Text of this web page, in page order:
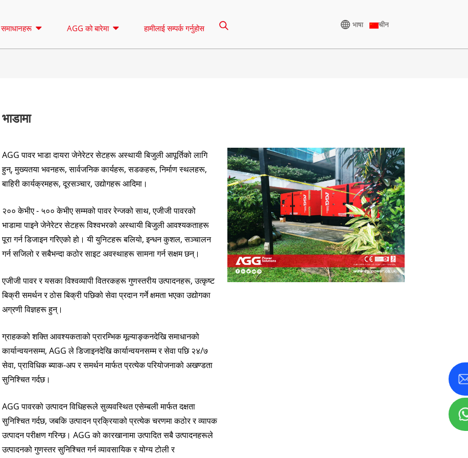
पी सिरिज १०-२२० केभीए
DE शृङ्खला २२-२५० KVA
V शृङ्खला ९४-२८५ KVA
पी सिरिज २५०-११०० केभीए
एस सिरिज २७५-८८० केभीए
DE शृङ्खला २५०-८२५ KVA
एच सिरिज १६५-९३५ केभीए
V शृङ्खला ३५०-८०० KVA
एम सिरिज ११००-४००० केभीए
एमएस सिरिज ७१५-२५०० केभीए
समाधानहरू AGG को बारेमा हामीलाई सम्पर्क गर्नुहोस भाषा चीन
ए सिरिज १६.५-१५० केभीए
CU शृङ्खला ३३-३०० kVA
पी सिरिज १०-२२० केभीए
के सेरिस ७-४९ केभीए
CU शृङ्खला २७५-८५० KVA
पी सिरिज २५०-११०० केभीए
एस सिरिज २७५-८८० केभीए
DE शृङ्खला २५०-८२५ KVA
D शृङ्खला १६५-९३५ KVA
CU शृङ्खला ८२५-३४३८ kVA
पी सिरिज ८२५-१८८० केभीए
एम सिरिज ११००-४००० केभीए
एमएस सिरिज ७१५-२५०० केभीए
भाडामा
AGG पावर भाडा दायरा जेनेरेटर सेटहरू अस्थायी बिजुली आपूर्तिको लागि
हुन्, मुख्यतया भवनहरू, सार्वजनिक कार्यहरू, सडकहरू, निर्माण स्थलहरू,
बाहिरी कार्यक्रमहरू, दूरसञ्चार, उद्योगहरू आदिमा।
२०० केभीए - ५०० केभीए सम्मको पावर रेन्जको साथ, एजीजी पावरको
भाडामा पाइने जेनेरेटर सेटहरू विश्वभरको अस्थायी बिजुली आवश्यकताहरू
पूरा गर्न डिजाइन गरिएको हो। यी युनिटहरू बलियो, इन्धन कुशल, सञ्चालन
गर्न सजिलो र सबैभन्दा कठोर साइट अवस्थाहरू सामना गर्न सक्षम छन्।
एजीजी पावर र यसका विश्वव्यापी वितरकहरू गुणस्तरीय उत्पादनहरू, उत्कृष्ट
बिक्री समर्थन र ठोस बिक्री पछिको सेवा प्रदान गर्ने क्षमता भएका उद्योगका
अग्रणी विज्ञहरू हुन्।
ग्राहकको शक्ति आवश्यकताको प्रारम्भिक मूल्याङ्कनदेखि समाधानको
कार्यान्वयनसम्म, AGG ले डिजाइनदेखि कार्यान्वयनसम्म र सेवा पछि २४/७
सेवा, प्राविधिक ब्याक-अप र समर्थन मार्फत प्रत्येक परियोजनाको अखण्डता
सुनिश्चित गर्दछ।
AGG पावरको उत्पादन विधिहरूले सुव्यवस्थित एसेम्बली मार्फत दक्षता
सुनिश्चित गर्दछ, जबकि उत्पादन प्रक्रियाको प्रत्येक चरणमा कठोर र व्यापक
उत्पादन परीक्षण गरिन्छ। AGG को कारखानामा उत्पादित सबै उत्पादनहरूले
उत्पादनको गुणस्तर सुनिश्चित गर्न व्यावसायिक र योग्य टोली र